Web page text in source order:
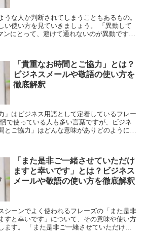
うな人か判断されてしまうこともあるもの。
い使い方を見ていきましょう。 「異動して
にとって、避けて通れないのが異動です。
「貴重なお時間とご協力」とは？
ビジネスメールや敬語の使い方を
徹底解釈
」はビジネス用語として定着しているフレー
で使っている人も多い言葉ですが、ビジネ
とご協力」はどんな意味がありどのように使
「また是非ご一緒させていただけ
ますと幸いです」とは？ビジネス
メールや敬語の使い方を徹底解釈
シーンでよく使われるフレーズの「また是非
すと幸いです」について、その意味や使い方
ます。 「また是非ご一緒させていただけま